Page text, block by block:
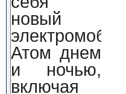
новый
электромобиль
Атом днем
и ночью,
включая